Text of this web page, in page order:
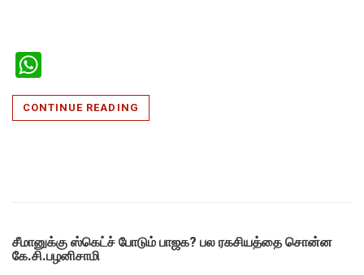
CONTINUE READING
சீமானுக்கு ஸ்கெட்ச் போடும் பாஜக? பல ரகசியத்தை சொன்ன
கே.சி.பழனிசாமி